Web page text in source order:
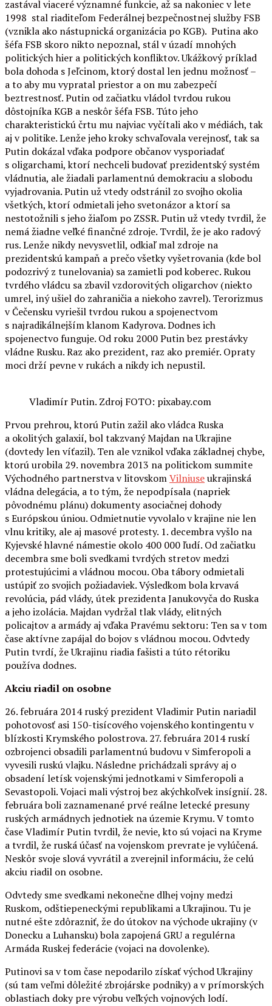
zastával viaceré významné funkcie, až sa nakoniec v lete
1998 stal riaditeľom Federálnej bezpečnostnej služby FSB
(vznikla ako nástupnická organizácia po KGB). Putina ako
šéfa FSB skoro nikto nepoznal, stál v úzadí mnohých
politických hier a politických konfliktov. Ukážkový príklad
bola dohoda s Jeľcinom, ktorý dostal len jednu možnosť –
a to aby mu vypratal priestor a on mu zabezpečí
beztrestnosť. Putin od začiatku vládol tvrdou rukou
dôstojníka KGB a neskôr šéfa FSB. Túto jeho
charakteristickú črtu mu najviac vyčítali ako v médiách, tak
aj v politike. Lenže jeho kroky schvaľovala verejnosť, tak sa
Putin dokázal vďaka podpore občanov vysporiadať
s oligarchami, ktorí nechceli budovať prezidentský systém
vládnutia, ale žiadali parlamentnú demokraciu a slobodu
vyjadrovania. Putin už vtedy odstránil zo svojho okolia
všetkých, ktorí odmietali jeho svetonázor a ktorí sa
nestotožnili s jeho žiaľom po ZSSR. Putin už vtedy tvrdil, že
nemá žiadne veľké finančné zdroje. Tvrdil, že je ako radový
rus. Lenže nikdy nevysvetlil, odkiaľ mal zdroje na
prezidentskú kampaň a prečo všetky vyšetrovania (kde bol
podozrivý z tunelovania) sa zamietli pod koberec. Rukou
tvrdého vládcu sa zbavil vzdorovitých oligarchov (niekto
umrel, iný ušiel do zahraničia a niekoho zavrel). Terorizmus
v Čečensku vyriešil tvrdou rukou a spojenectvom
s najradikálnejším klanom Kadyrova. Dodnes ich
spojenectvo funguje. Od roku 2000 Putin bez prestávky
vládne Rusku. Raz ako prezident, raz ako premiér. Opraty
moci drží pevne v rukách a nikdy ich nepustil.
Vladimír Putin. Zdroj FOTO: pixabay.com
Prvou prehrou, ktorú Putin zažil ako vládca Ruska
a okolitých galaxií, bol takzvaný Majdan na Ukrajine
(dovtedy len víťazil). Ten ale vznikol vďaka základnej chybe,
ktorú urobila 29. novembra 2013 na politickom summite
Východného partnerstva v litovskomVilniuseukrajinská
vládna delegácia, a to tým, že nepodpísala (napriek
pôvodnému plánu) dokumenty asociačnej dohody
s Európskou úniou. Odmietnutie vyvolalo v krajine nie len
vlnu kritiky, ale aj masové protesty. 1. decembra vyšlo na
Kyjevské hlavné námestie okolo 400 000 ľudí. Od začiatku
decembra sme boli svedkami tvrdých stretov medzi
protestujúcimi a vládnou mocou. Oba tábory odmietali
ustúpiť zo svojich požiadaviek. Výsledkom bola krvavá
revolúcia, pád vlády, útek prezidenta Janukovyča do Ruska
a jeho izolácia. Majdan vydržal tlak vlády, elitných
policajtov a armády aj vďaka Pravému sektoru: Ten sa v tom
čase aktívne zapájal do bojov s vládnou mocou. Odvtedy
Putin tvrdí, že Ukrajinu riadia fašisti a túto rétoriku
používa dodnes.
Akciu riadil on osobne
26. februára 2014 ruský prezident Vladimir Putin nariadil
pohotovosť asi 150-tisícového vojenského kontingentu v
blízkosti Krymského polostrova. 27. februára 2014 ruskí
ozbrojenci obsadili parlamentnú budovu v Simferopoli a
vyvesili ruskú vlajku. Následne prichádzali správy aj o
obsadení letísk vojenskými jednotkami v Simferopoli a
Sevastopoli. Vojaci mali výstroj bez akýchkoľvek insígnií. 28.
februára boli zaznamenané prvé reálne letecké presuny
ruských armádnych jednotiek na územie Krymu. V tomto
čase Vladimír Putin tvrdil, že nevie, kto sú vojaci na Kryme
a tvrdil, že ruská účasť na vojenskom prevrate je vylúčená.
Neskôr svoje slová vyvrátil a zverejnil informáciu, že celú
akciu riadil on osobne.
Odvtedy sme svedkami nekonečne dlhej vojny medzi
Ruskom, odštiepeneckými republikami a Ukrajinou. Tu je
nutné ešte zdôrazniť, že do útokov na východe ukrajiny (v
Donecku a Luhansku) bola zapojená GRU a regulérna
Armáda Ruskej federácie (vojaci na dovolenke).
Putinovi sa v tom čase nepodarilo získať východ Ukrajiny
(sú tam veľmi dôležité zbrojárske podniky) a v prímorských
oblastiach doky pre výrobu veľkých vojnových lodí.